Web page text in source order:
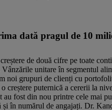
dată pragul de 10
de două cifre pe toate
unitare în segmentul
noi grupuri de clienți cu
o creștere puternică a cererii la
fost din nou printre cele mai
în numărul de angajați. Dr.